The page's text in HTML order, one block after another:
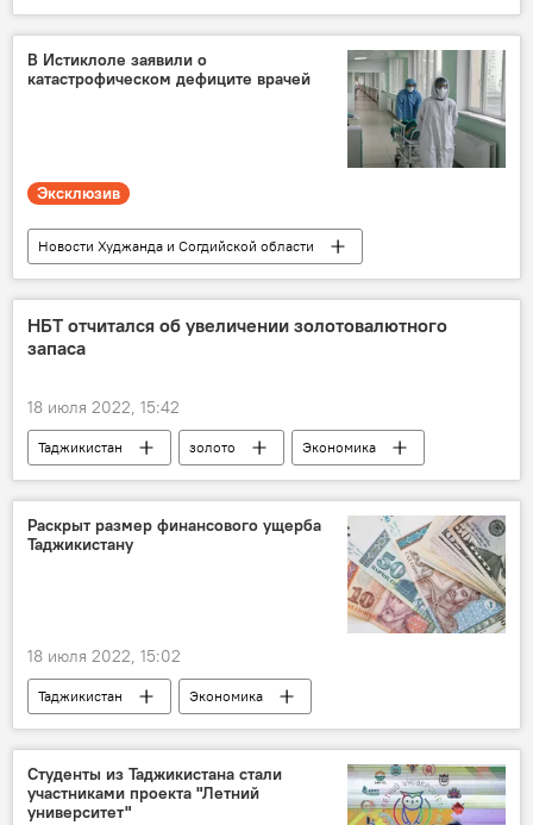
нефть Мир
В Истиклоле заявили о
катастрофическом дефиците врачей
Эксклюзив
Новости Худжанда и Согдийской области
Здравоохранение
ФК "Истиклол"
НБТ отчитался об увеличении золотовалютного
запаса
18 июля 2022, 15:42
Таджикистан золото Экономика
Раскрыт размер финансового ущерба
Таджикистану
18 июля 2022, 15:02
Таджикистан
Экономика
Нацбанк Таджикистана
финансы
бюджет
Студенты из Таджикистана стали
участниками проекта "Летний
университет"